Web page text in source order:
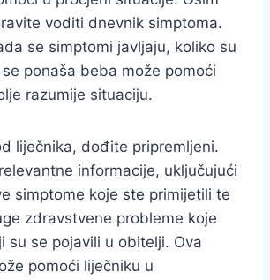
voditi dnevnik simptoma.
se simptomi javljaju, koliko su
ponaša beba može pomoći
razumije situaciju.
liječnika, dođite pripremljeni.
informacije, uključujući
simptome koje ste primijetili te
zdravstvene probleme koje
su se pojavili u obitelji. Ova
pomoći liječniku u